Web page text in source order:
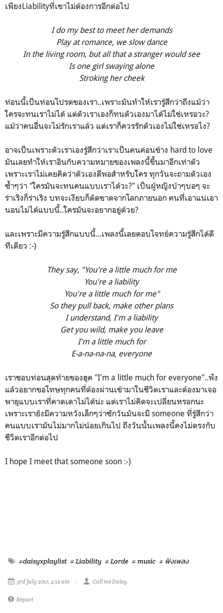
เพียงLiabilityที่เขาไม่ต้องการอีกต่อไป
I do my best to meet her demands
Play at romance, we slow dance
In the living room, but all that a stranger would see
Is one girl swaying alone
Stroking her cheek
ท่อนนี้เป็นท่อนโปรดของเรา..เพราะมันทำให้เรารู้สึกว่าถึงแม้ว่า
ใครจะทนเราไม่ได้ แต่ตัวเราเองก็ทนตัวเองมาได้ไม่ใช่เหรอวะ?
แม้ว่าคนอื่นจะไม่รักเราแล้ว แต่เราก็ควรรักตัวเองไม่ใช่เหรอไง?
อาจเป็นเพราะตัวเราเองรู้สึกว่าเราเป็นคนค่อนข้าง hard to love
มันเลยทำให้เราอินกับความหมายของเพลงนี้ขึ้นมาอีกเท่าตัว
เพราะเราไม่เคยคิดว่าตัวเองดีพอสำหรับใคร ทุกวันจะถามตัวเอง
ซ้ำๆว่า "ใครมันจะทนคนแบบเราได้วะ?" เป็นผู้หญิงบ้าๆบอๆ จะ
ร่าเริงก็ร่าเริง บทจะเงียบก็ตัดขาดจากโลกภายนอก คนที่เอาแน่เอา
นอนไม่ได้แบบนี้..ใครมันจะอยากอยู่ด้วย?
และเพราะมีความรู้สึกแบบนี้...เพลงนี้เลยตอบโจทย์ความรู้สึกได้ดี
ทีเดียว :-)
They say, "You're a little much for me
You're a liability
You're a little much for me"
So they pull back, make other plans
I understand, I'm a liability
Get you wild, make you leave
I'm a little much for
E-a-na-na-na, everyone
เราชอบท่อนสุดท้ายของฮุค "I'm a little much for everyone"..ฟัง
แล้วอยากขอโทษทุกคนที่ต้องผ่านเข้ามาในชีวิตเราและต้องมาเจอ
พายุแบบเราที่คาดเดาไม่ได้น่ะ แต่เราไม่คิดจะเปลี่ยนหรอกนะ
เพราะเรายังมีความหวังเล็กๆว่าซักวันมันจะมี someone ที่รู้สึกว่า
คนแบบเรามันไม่มากไม่น้อยเกินไป ถึงวันนั้นเพลงนี้คงไม่ตรงกับ
ชีวิตเราอีกต่อไป
I hope I meet that someone soon :-)
#daisyxplaylist # Liability # Lorde # music # ฟังเพลง
3rd July 2017, 4:12 am Call me Daisy.
Report